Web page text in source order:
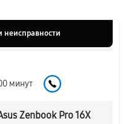
минут
Zenbook Pro 16X